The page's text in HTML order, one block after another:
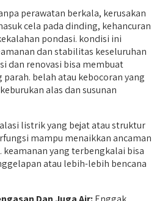
perawatan berkala, kerusakan
cela pada dinding, kehancuran
pondasi. kondisi ini
dan stabilitas keseluruhan
dan renovasi bisa membuat
belah atau kebocoran yang
alas dan susunan
listrik yang bejat atau struktur
mampu menaikkan ancaman
yang terbengkalai bisa
atau lebih-lebih bencana